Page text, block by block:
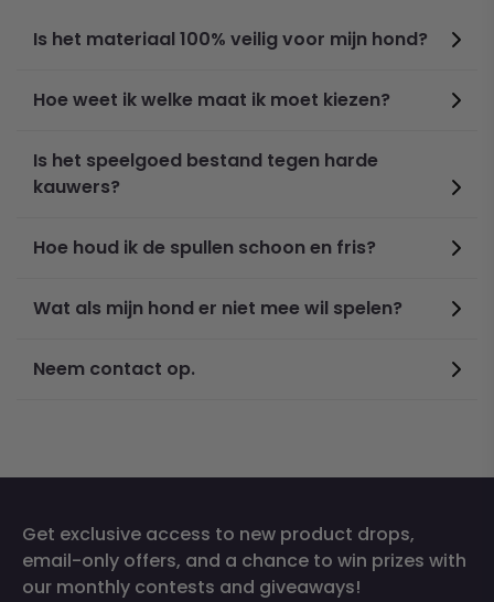
Is het materiaal 100% veilig voor mijn hond?
Hoe weet ik welke maat ik moet kiezen?
Is het speelgoed bestand tegen harde
kauwers?
Hoe houd ik de spullen schoon en fris?
Wat als mijn hond er niet mee wil spelen?
Neem contact op.
Get exclusive access to new product drops,
email-only offers, and a chance to win prizes with
our monthly contests and giveaways!